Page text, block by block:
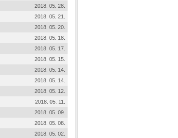
2018. 05. 28.
2018. 05. 21.
2018. 05. 20.
2018. 05. 18.
2018. 05. 17.
2018. 05. 15.
2018. 05. 14.
2018. 05. 14.
2018. 05. 12.
2018. 05. 11.
2018. 05. 09.
2018. 05. 08.
2018. 05. 02.